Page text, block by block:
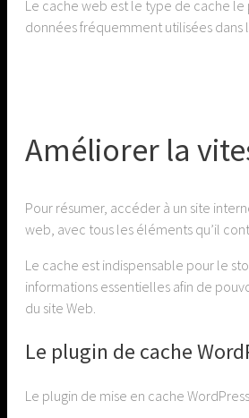
Le cache web est le type de cache le
données fréquemment utilisées
Améliorer la
Pour résumer, accéder à un site
web, avec tous les éléments qu’il
Le cache est indispensable pour le
informations essentielles afin de
du site Web.
Le plugin de cache
Le plugin de mise en cache